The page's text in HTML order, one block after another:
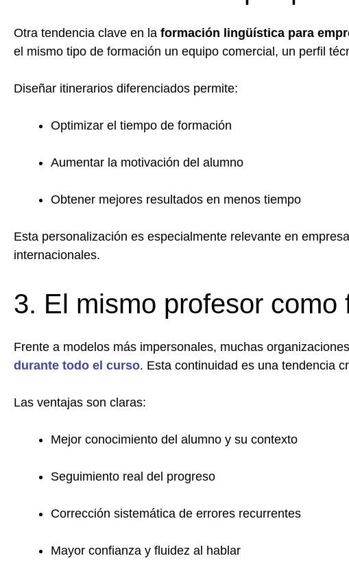
Otra tendencia clave en la formación lingüística para
el mismo tipo de formación un equipo comercial, un perfil
Diseñar itinerarios diferenciados permite:
Optimizar el tiempo de formación
Aumentar la motivación del alumno
Obtener mejores resultados en menos tiempo
Esta personalización es especialmente relevante en
internacionales.
3. El mismo profesor como
Frente a modelos más impersonales, muchas
durante todo el curso. Esta continuidad es una tendencia
Las ventajas son claras:
Mejor conocimiento del alumno y su contexto
Seguimiento real del progreso
Corrección sistemática de errores recurrentes
Mayor confianza y fluidez al hablar